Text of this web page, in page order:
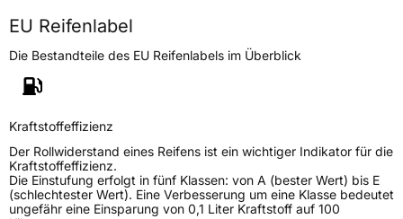
Modellname
GitiControl P10
Weitere Eigenschaften
SchlauchtypTL
ZustandNeureifen
EU Reifenlabel
Die Bestandteile des EU Reifenlabels im Überblick
Kraftstoffeffizienz
Der Rollwiderstand eines Reifens ist ein wichtiger Indikator für die
Kraftstoffeffizienz.
Die Einstufung erfolgt in fünf Klassen: von A (bester Wert) bis E
(schlechtester Wert). Eine Verbesserung um eine Klasse bedeutet
ungefähr eine Einsparung von 0,1 Liter Kraftstoff auf 100